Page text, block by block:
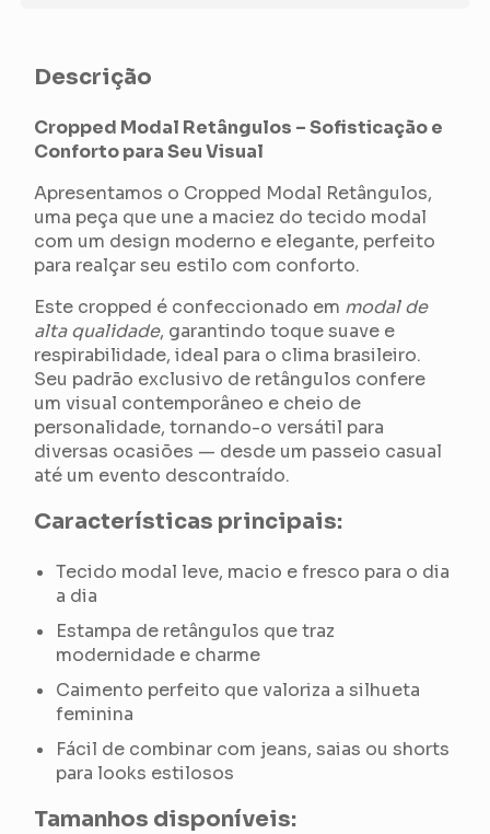
Descrição
Cropped Modal Retângulos – Sofisticação e
Conforto para Seu Visual
Apresentamos o Cropped Modal Retângulos,
uma peça que une a maciez do tecido modal
com um design moderno e elegante, perfeito
para realçar seu estilo com conforto.
Este cropped é confeccionado em modal de
alta qualidade, garantindo toque suave e
respirabilidade, ideal para o clima brasileiro.
Seu padrão exclusivo de retângulos confere
um visual contemporâneo e cheio de
personalidade, tornando-o versátil para
diversas ocasiões — desde um passeio casual
até um evento descontraído.
Características principais:
Tecido modal leve, macio e fresco para o dia
a dia
Estampa de retângulos que traz
modernidade e charme
Caimento perfeito que valoriza a silhueta
feminina
Fácil de combinar com jeans, saias ou shorts
para looks estilosos
Tamanhos disponíveis: